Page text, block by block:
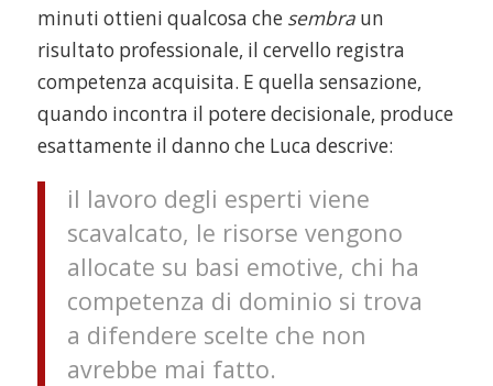
minuti ottieni qualcosa che sembraun
risultato professionale, il cervello registra
competenza acquisita. E quella sensazione,
quando incontra il potere decisionale, produce
esattamente il danno che Luca descrive:
il lavoro degli esperti viene
scavalcato, le risorse vengono
allocate su basi emotive, chi ha
competenza di dominio si trova
a difendere scelte che non
avrebbe mai fatto.